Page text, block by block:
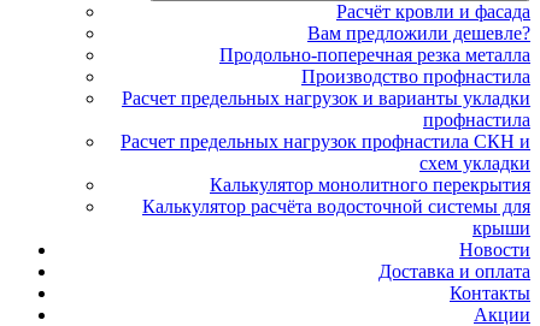
Расчёт кровли и фасада
Вам предложили дешевле?
Продольно-поперечная резка металла
Производство профнастила
Расчет предельных нагрузок и варианты укладки
профнастила
Расчет предельных нагрузок профнастила СКН и
схем укладки
Калькулятор монолитного перекрытия
Калькулятор расчёта водосточной системы для
крыши
Новости
Доставка и оплата
Контакты
Акции